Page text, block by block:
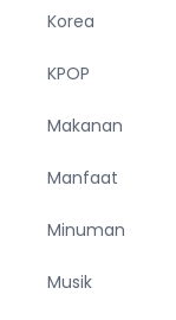
Korea
KPOP
Makanan
Manfaat
Minuman
Musik